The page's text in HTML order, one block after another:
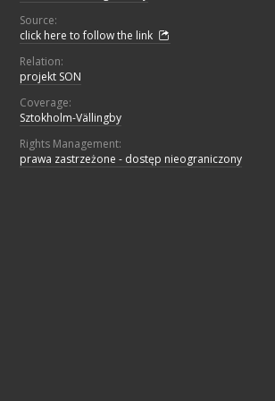
Source:
click here to follow the link
Relation:
projekt SON
Coverage:
Sztokholm-Vällingby
Rights Management:
prawa zastrzeżone - dostęp nieograniczony